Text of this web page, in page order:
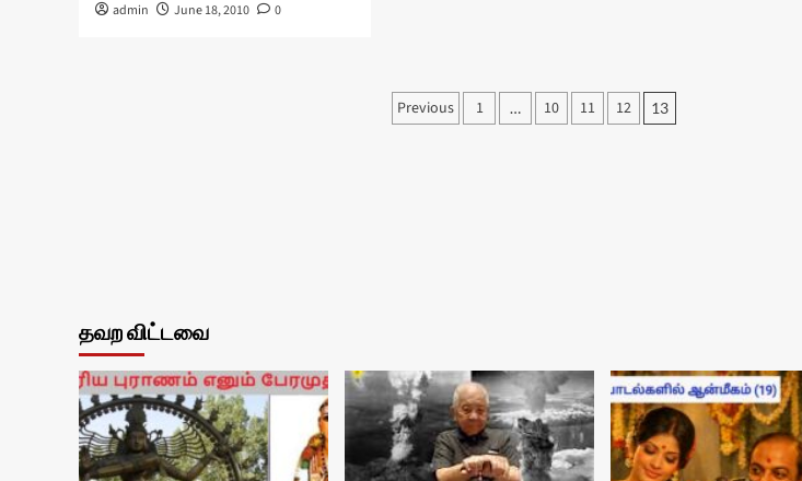
admin June 18, 2010 0
Posts
Previous 1 … 10 11 12 13
தவற விட்டவை